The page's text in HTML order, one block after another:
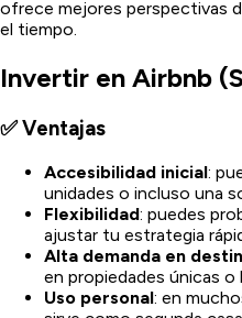
ofrece mejores perspectivas
el tiempo.
Invertir en Airbnb
✅ Ventajas
Accesibilidad inicial:
unidades o incluso una
Flexibilidad: puedes
ajustar tu estrategia
Alta demanda en
en propiedades únicas o
Uso personal: en